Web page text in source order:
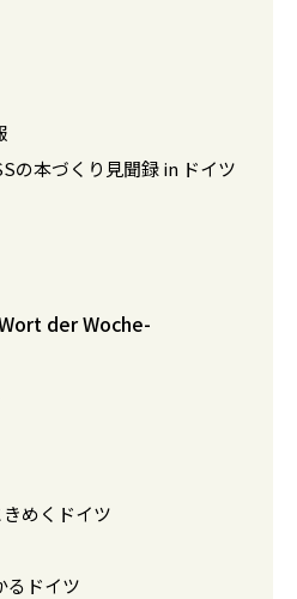
の本づくり見聞録 in ドイツ
der Woche-
めくドイツ
るドイツ